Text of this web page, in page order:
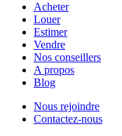
Acheter
Louer
Estimer
Vendre
Nos conseillers
A propos
Blog
Nous rejoindre
Contactez-nous